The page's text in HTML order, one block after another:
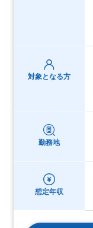
対象となる方
勤務地
想定年収